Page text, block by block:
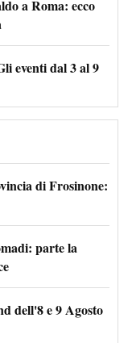
a Roma: ecco
eventi dal 3 al 9
di Frosinone:
parte la
dell'8 e 9 Agosto